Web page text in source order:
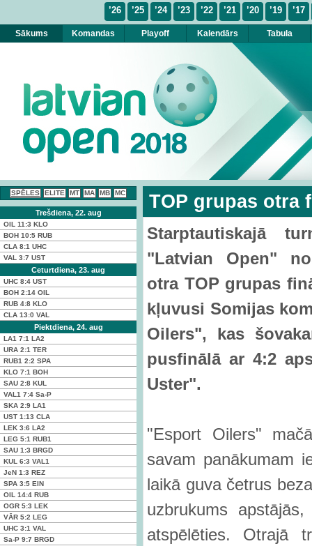
’17
’19
’20
’21
’22
’23
’24
’25
’26
Sākums Komandas Playoff Kalendārs Tabula
SPĒLES ELITE MT MA MB MC
Trešdiena, 22. aug
OIL 11:3 KLO
BOH 10:5 RUB
CLA 8:1 UHC
VAL 3:7 UST
Ceturtdiena, 23. aug
UHC 8:4 UST
BOH 2:14 OIL
RUB 4:8 KLO
CLA 13:0 VAL
Piektdiena, 24. aug
LA1 7:1 LA2
URA 2:1 TER
RUB1 2:2 SPA
KLO 7:1 BOH
SAU 2:8 KUL
VAL1 7:4 Sa-P
SKA 2:9 LA1
UST 1:13 CLA
LEK 3:6 LA2
LEG 5:1 RUB1
SAU 1:3 BRGD
KUL 6:3 VAL1
JeN 1:3 REZ
SPA 3:5 EIN
OIL 14:4 RUB
OGR 5:3 LEK
VĀR 5:2 LEG
UHC 3:1 VAL
Sa-P 9:7 BRGD
TOP grupas otra
Starptautiskajā
"Latvian Open"
otra TOP grupas
kļuvusi Somijas
Oilers", kas
pusfinālā ar 4:2
Uster".
"Esport Oilers"
savam panākumam
laikā guva četrus
uzbrukums
atspēlēties. Otrajā